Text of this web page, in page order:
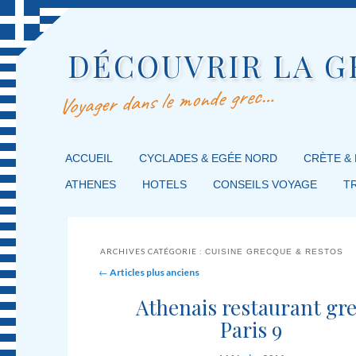
DÉCOUVRIR LA
Voyager dans le monde grec…
MENU PRINCIPAL
MASQUER LA NAVIGATION PRINCIPALE
MASQUER LA NAVIGATION SECONDAIRE
ACCUEIL CYCLADES & EGÉE NORD CRÈTE &
ATHENES HOTELS CONSEILS VOYAGE
ARCHIVES CATÉGORIE :CUISINE GRECQUE & RESTOS
Post navigation
← Articles plus anciens
Athenais restaurant
Paris 9